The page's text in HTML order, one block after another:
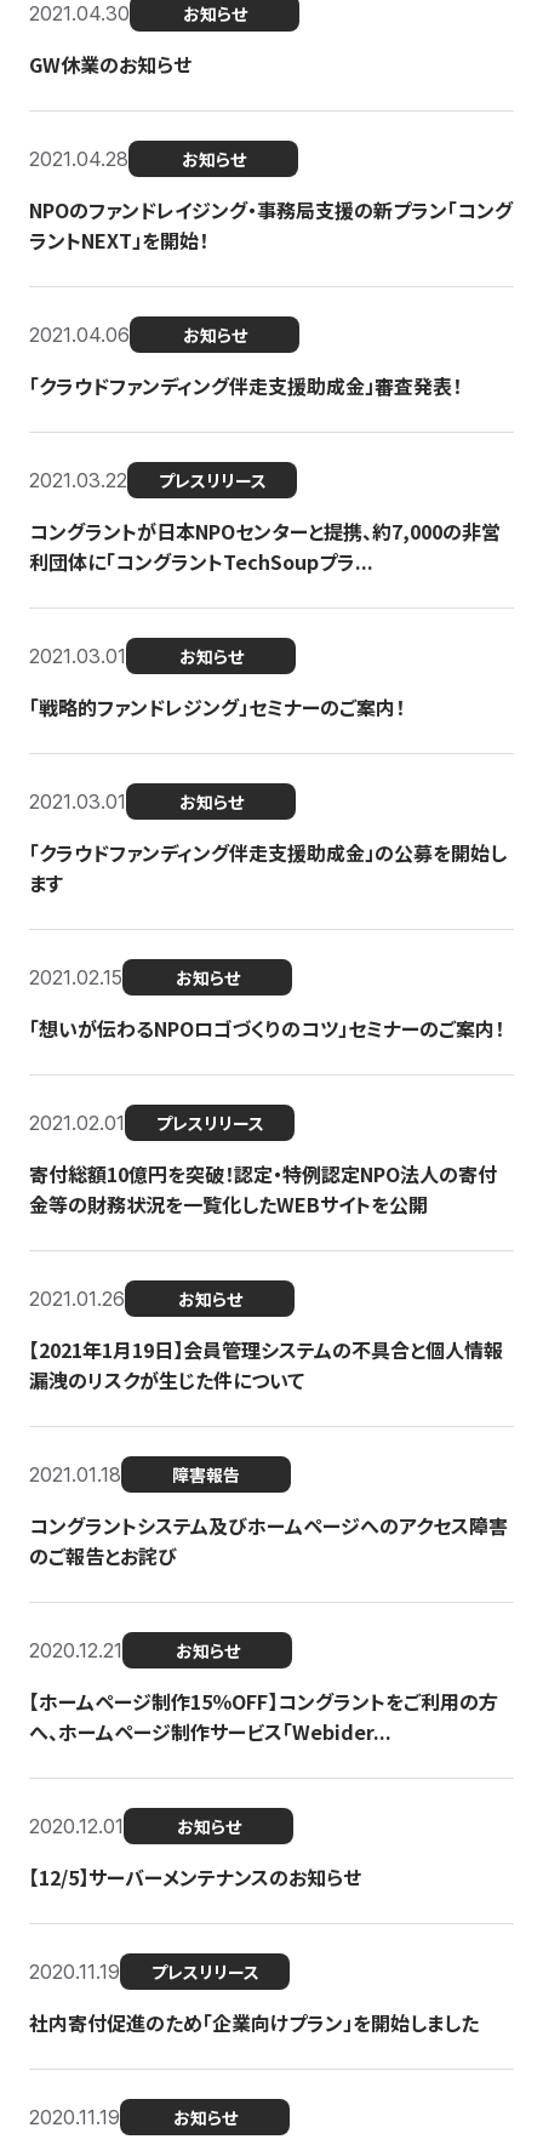
2021.04.30 お知らせ
GW休業のお知らせ
2021.04.28 お知らせ
NPOのファンドレイジング・事務局支援の新プラン「コング
ラントNEXT」を開始！
2021.04.06 お知らせ
「クラウドファンディング伴走支援助成金」審査発表！
2021.03.22 プレスリリース
コングラントが日本NPOセンターと提携、約7,000の非営
利団体に「コングラントTechSoupプラ...
2021.03.01 お知らせ
「戦略的ファンドレジング」セミナーのご案内！
2021.03.01 お知らせ
「クラウドファンディング伴走支援助成金」の公募を開始し
ます
2021.02.15 お知らせ
「想いが伝わるNPOロゴづくりのコツ」セミナーのご案内！
2021.02.01 プレスリリース
寄付総額10億円を突破！認定・特例認定NPO法人の寄付
金等の財務状況を一覧化したWEBサイトを公開
2021.01.26 お知らせ
【2021年1月19日】会員管理システムの不具合と個人情報
漏洩のリスクが生じた件について
2021.01.18 障害報告
コングラントシステム及びホームページへのアクセス障害
のご報告とお詫び
2020.12.21 お知らせ
【ホームページ制作15％OFF】コングラントをご利用の方
へ、ホームページ制作サービス「Webider...
2020.12.01 お知らせ
【12/5】サーバーメンテナンスのお知らせ
2020.11.19 プレスリリース
社内寄付促進のため「企業向けプラン」を開始しました
2020.11.19 お知らせ